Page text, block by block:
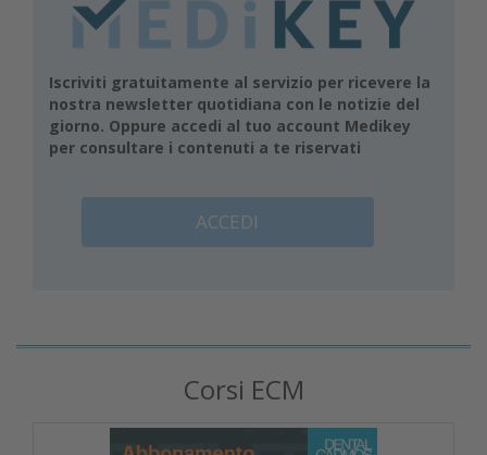
Iscriviti gratuitamente al servizio per ricevere la
nostra newsletter quotidiana con le notizie del
giorno. Oppure accedi al tuo account Medikey
per consultare i contenuti a te riservati
ACCEDI
Corsi ECM